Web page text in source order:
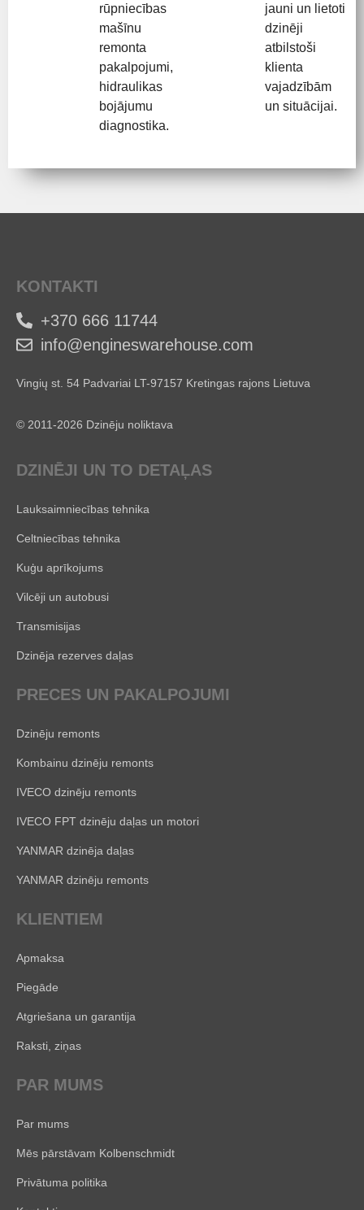
rūpniecības
mašīnu
remonta
pakalpojumi,
hidraulikas
bojājumu
diagnostika.
jauni un lietoti
dzinēji
atbilstoši
klienta
vajadzībām
un situācijai.
KONTAKTI
+370 666 11744
info@engineswarehouse.com
Vingių st. 54 Padvariai LT-97157 Kretingas rajons Lietuva
© 2011-2026 Dzinēju noliktava
DZINĒJI UN TO DETAĻAS
Lauksaimniecības tehnika
Celtniecības tehnika
Kuģu aprīkojums
Vilcēji un autobusi
Transmisijas
Dzinēja rezerves daļas
PRECES UN PAKALPOJUMI
Dzinēju remonts
Kombainu dzinēju remonts
IVECO dzinēju remonts
IVECO FPT dzinēju daļas un motori
YANMAR dzinēja daļas
YANMAR dzinēju remonts
KLIENTIEM
Apmaksa
Piegāde
Atgriešana un garantija
Raksti, ziņas
PAR MUMS
Par mums
Mēs pārstāvam Kolbenschmidt
Privātuma politika